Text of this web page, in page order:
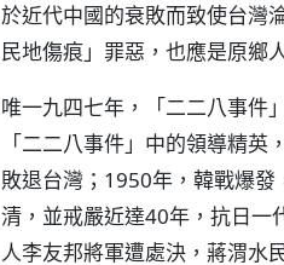
於近代中國的衰敗而致使台灣
民地傷痕」罪惡，也應是原鄉
唯一九四七年，「二二八事件
「二二八事件」中的領導精
敗退台灣；1950年，韓戰爆
清，並戒嚴近達40年，抗日一
人李友邦將軍遭處決，蔣渭水